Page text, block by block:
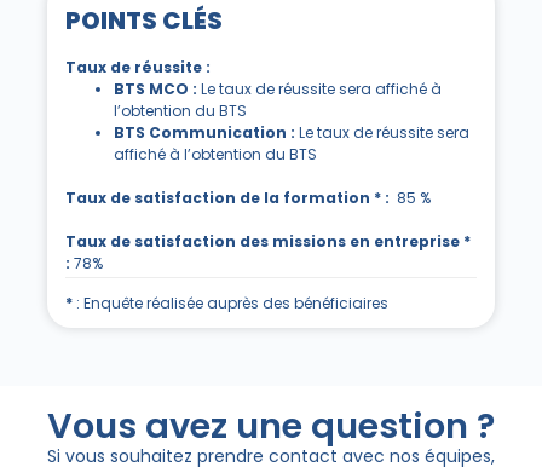
POINTS CLÉS
Taux de réussite :
BTS MCO : Le taux de réussite sera affiché à
l’obtention du BTS
BTS Communication : Le taux de réussite sera
affiché à l’obtention du BTS
Taux de satisfaction de la formation * : 85 %
Taux de satisfaction des missions en entreprise *
: 78%
*: Enquête réalisée auprès des bénéficiaires
Vous avez une question ?
Si vous souhaitez prendre contact avec nos équipes,